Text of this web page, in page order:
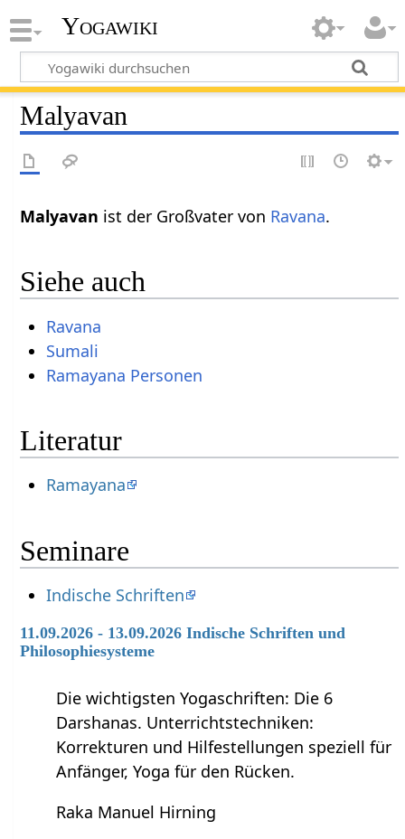
Yogawiki
Malyavan
Malyavan ist der Großvater von Ravana.
Siehe auch
Ravana
Sumali
Ramayana Personen
Literatur
Ramayana
Seminare
Indische Schriften
11.09.2026 - 13.09.2026 Indische Schriften und
Philosophiesysteme
Die wichtigsten Yogaschriften: Die 6
Darshanas. Unterrichtstechniken:
Korrekturen und Hilfestellungen speziell für
Anfänger, Yoga für den Rücken.
Raka Manuel Hirning